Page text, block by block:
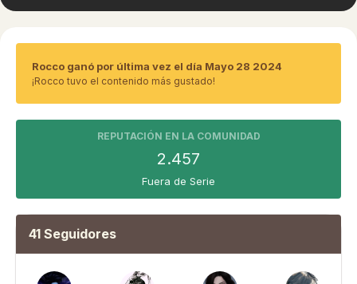
Rocco ganó por última vez el día Mayo 28 2024
¡Rocco tuvo el contenido más gustado!
REPUTACIÓN EN LA COMUNIDAD
2.457
Fuera de Serie
41 Seguidores